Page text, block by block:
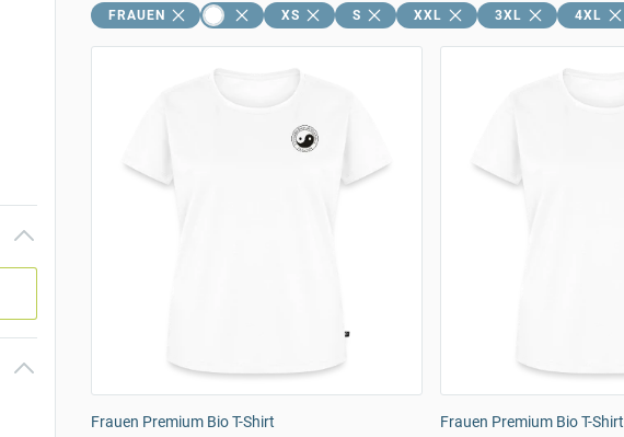
FRAUEN XS S XXL 3XL 4XL
Frauen Premium Bio T-Shirt
Frauen Premium Bio T-Shirt